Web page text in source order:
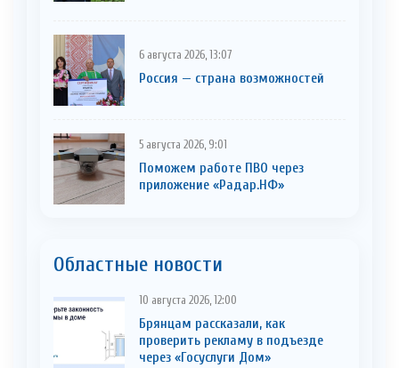
6 августа 2026, 13:07
Россия — страна возможностей
5 августа 2026, 9:01
Поможем работе ПВО через
приложение «Радар.НФ»
Областные новости
10 августа 2026, 12:00
Брянцам рассказали, как
проверить рекламу в подъезде
через «Госуслуги Дом»